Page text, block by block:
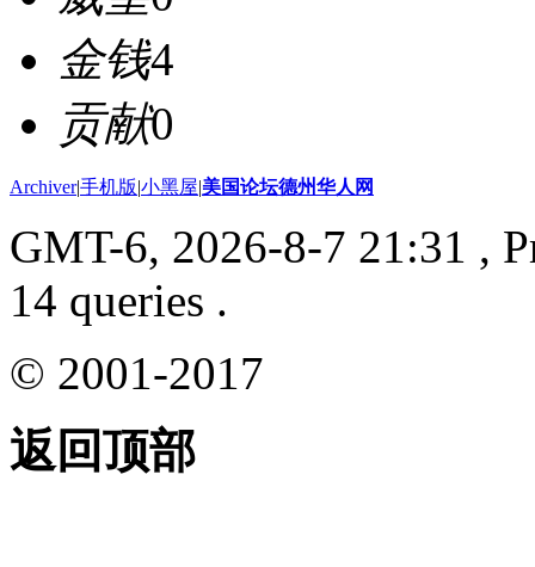
金钱4
贡献0
Archiver|手机版|小黑屋|美国论坛德州华人网
GMT-6, 2026-8-7 21:31 ,
14 queries .
© 2001-2017
返回顶部